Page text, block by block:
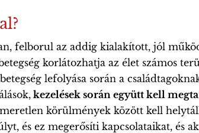
felborul az addig kialakított, jól
korlátozhatja az élet számos
lefolyása során a
kezelések során együtt kell
körülmények között kell
és ez megerősíti kapcsolataikat, és